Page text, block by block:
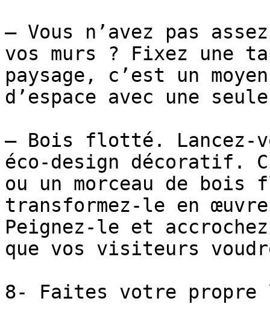
– Vous n’avez pas
vos murs ? Fixez une
paysage, c’est un
d’espace avec une
– Bois flotté. Lancez-
éco-design décoratif.
ou un morceau de
transformez-le en
Peignez-le et
que vos visiteurs
8- Faites votre